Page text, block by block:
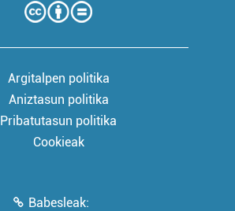
Argitalpen politika
Aniztasun politika
Pribatutasun politika
Cookieak
Babesleak: